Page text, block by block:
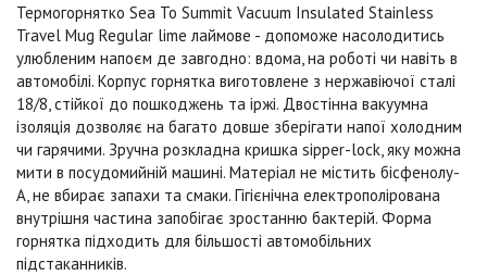
Термогорнятко Sea To Summit Vacuum Insulated Stainless
Travel Mug Regular lime лаймове - допоможе насолодитись
улюбленим напоєм де завгодно: вдома, на роботі чи навіть в
автомобілі. Корпус горнятка виготовлене з нержавіючої сталі
18/8, стійкої до пошкоджень та іржі. Двостінна вакуумна
ізоляція дозволяє на багато довше зберігати напої холодним
чи гарячими. Зручна розкладна кришка sipper-lock, яку можна
мити в посудомийній машині. Матеріал не містить бісфенолу-
А, не вбирає запахи та смаки. Гігієнічна електрополірована
внутрішня частина запобігає зростанню бактерій. Форма
горнятка підходить для більшості автомобільних
підстаканників.